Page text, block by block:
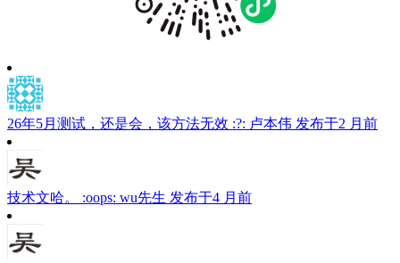
26年5月测试，还是会，该方法无效 :?: 卢本伟 发布于2 月前
技术文哈。 :oops: wu先生 发布于4 月前